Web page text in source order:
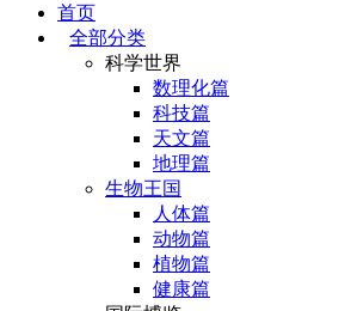
首页
全部分类
科学世界
数理化篇
科技篇
天文篇
地理篇
生物王国
人体篇
动物篇
植物篇
健康篇